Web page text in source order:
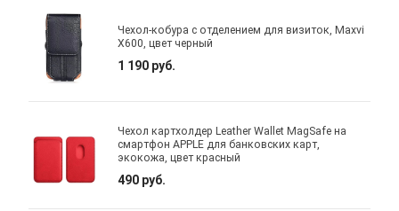
Чехол-кобура с отделением для визиток, Maxvi
X600, цвет черный
1 190 руб.
Чехол картхолдер Leather Wallet MagSafe на
смартфон APPLE для банковских карт,
экокожа, цвет красный
490 руб.